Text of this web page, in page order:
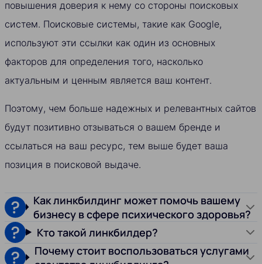
повышения доверия к нему со стороны поисковых
систем. Поисковые системы, такие как Google,
используют эти ссылки как один из основных
факторов для определения того, насколько
актуальным и ценным является ваш контент.
Поэтому, чем больше надежных и релевантных сайтов
будут позитивно отзываться о вашем бренде и
ссылаться на ваш ресурс, тем выше будет ваша
позиция в поисковой выдаче.
Как линкбилдинг может помочь вашему
бизнесу в сфере психического здоровья?
Кто такой линкбилдер?
Почему стоит воспользоваться услугами